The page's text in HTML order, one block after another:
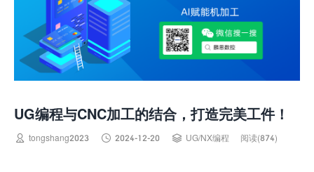
UG编程与CNC加工的结合，打造完美工件！
 tongshang2023  2024-12-20  UG/NX编程 阅读(874)